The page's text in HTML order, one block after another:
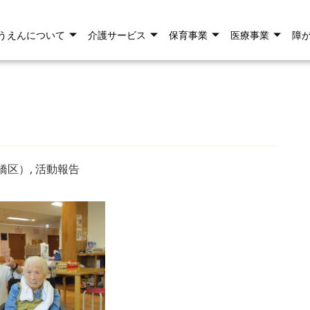
えんについて 介護サービス 保育事業 医療事業 障
） , 活動報告